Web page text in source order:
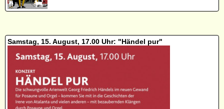
Samstag, 15. August, 17.00 Uhr: "Händel pur"